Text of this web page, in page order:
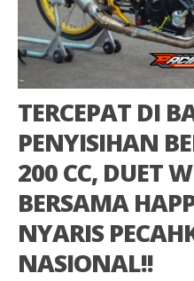
TERCEPAT DI
PENYISIHAN
200 CC, DUET
BERSAMA
NYARIS
NASIONAL!!